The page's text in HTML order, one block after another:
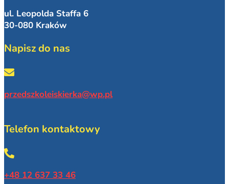
ul. Leopolda Staffa 6
30-080 Kraków
Napisz do nas
przedszkoleiskierka@wp.pl
Telefon kontaktowy
+48 12 637 33 46